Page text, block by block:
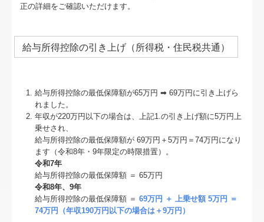
正の詳細をご確認いただけます。
給与所得控除の引き上げ（所得税・住民税共通）
給与所得控除の最低保障額が65万円 ➡ 69万円に引き上げら
れました。
年収が220万円以下の場合は、上記1.の引き上げ額に5万円上
乗せされ、
給与所得控除の最低保障額が 69万円＋5万円＝74万円になり
ます（令和8年・9年限定の時限措置）。
令和7年
給与所得控除の最低保障額 ＝ 65万円
令和8年、9年
給与所得控除の最低保障額 ＝69万円 ＋ 上乗せ額 5万円 ＝
74万円（年収190万円以下の場合は＋9万円）